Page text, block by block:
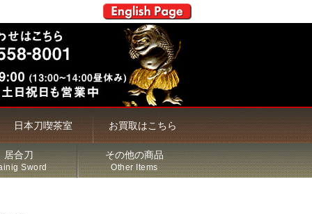
日本刀喫茶室 お買取はこちら
居合刀
Sword
その他の商品
Other Items